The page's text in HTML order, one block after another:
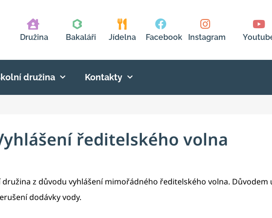
Družina Bakaláři Jídelna Facebook Instagram
družina Kontakty
ředitelského volna
z důvodu vyhlášení mimořádného ředitelského volna. Důvodem
dodávky vody.